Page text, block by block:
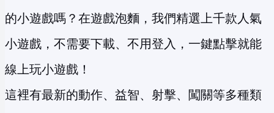
的小遊戲嗎？在遊戲泡麵，我們精選上千款人氣
小遊戲，不需要下載、不用登入，一鍵點擊就能
線上玩小遊戲！
這裡有最新的動作、益智、射擊、闖關等多種類